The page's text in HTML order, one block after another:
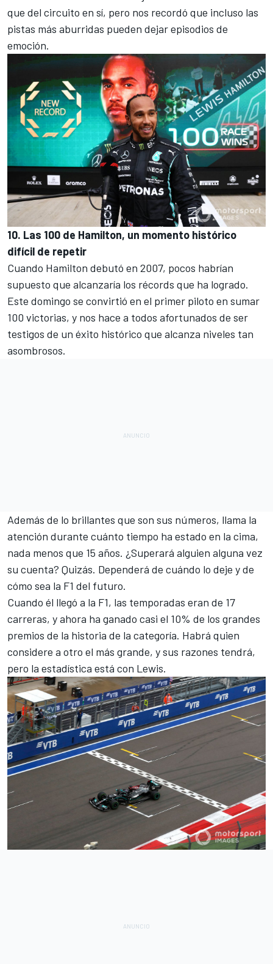
que del circuito en sí, pero nos recordó que incluso las
pistas más aburridas pueden dejar episodios de
emoción.
10. Las 100 de Hamilton, un momento histórico
difícil de repetir
Cuando Hamilton debutó en 2007, pocos habrían
supuesto que alcanzaría los récords que ha logrado.
Este domingo se convirtió en el primer piloto en sumar
100 victorias, y nos hace a todos afortunados de ser
testigos de un éxito histórico que alcanza niveles tan
asombrosos.
Además de lo brillantes que son sus números, llama la
atención durante cuánto tiempo ha estado en la cima,
nada menos que 15 años. ¿Superará alguien alguna vez
su cuenta? Quizás. Dependerá de cuándo lo deje y de
cómo sea la F1 del futuro.
Cuando él llegó a la F1, las temporadas eran de 17
carreras, y ahora ha ganado casi el 10% de los grandes
premios de la historia de la categoría. Habrá quien
considere a otro el más grande, y sus razones tendrá,
pero la estadística está con Lewis.